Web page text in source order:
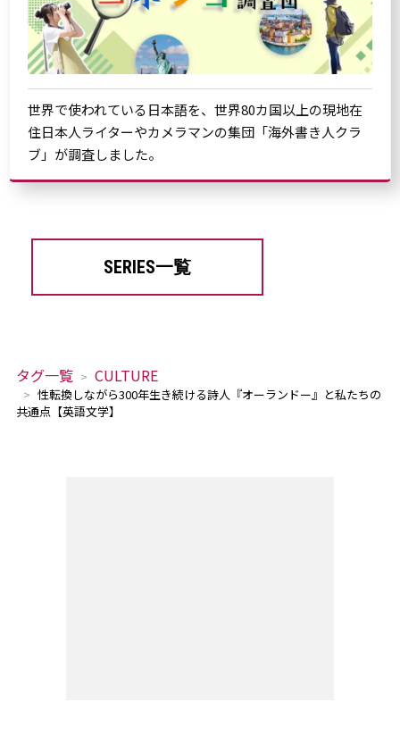
世界で使われている日本語を、世界80カ国以上の現地在
住日本人ライターやカメラマンの集団「海外書き人クラ
ブ」が調査しました。
SERIES一覧
タグ一覧 CULTURE
性転換しながら300年生き続ける詩人『オーランドー』と私たちの
共通点【英語文学】